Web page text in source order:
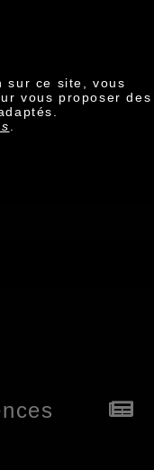
sur ce site, vous
vous proposer des